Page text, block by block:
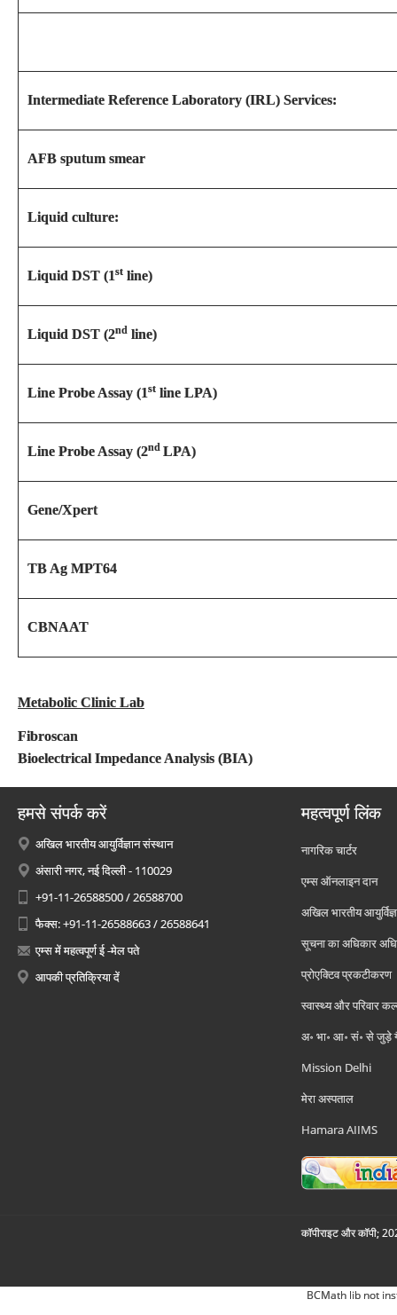
Intermediate Reference Laboratory (IRL) Services:
AFB sputum smear
Liquid culture:
Liquid DST (1st line)
Liquid DST (2nd line)
Line Probe Assay (1st line LPA)
Line Probe Assay (2nd LPA)
Gene/Xpert
TB Ag MPT64
CBNAAT
Metabolic Clinic Lab
Fibroscan
Bioelectrical Impedance Analysis (BIA)
हमसे संपर्क करें
अखिल भारतीय आयुर्विज्ञान संस्थान
अंसारी नगर, नई दिल्ली - 110029
+91-11-26588500 / 26588700
फैक्स: +91-11-26588663 / 26588641
एम्स में महत्वपूर्ण ई -मेल पते
आपकी प्रतिक्रिया दें
महत्वपूर्ण लिंक
नागरिक चार्टर
एम्स ऑनलाइन दान
अखिल भारतीय
सूचना का अधिकार
प्रोएक्टिव प्रकटीकरण
स्वास्थ्य और परिवार
अ॰ भा॰ आ॰ सं॰ से जुड़े
Mission Delhi
मेरा अस्पताल
Hamara AIIMS
कॉपीराइट और कॉपी;
BCMath lib not